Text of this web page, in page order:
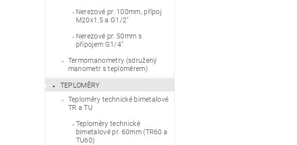
Nerezové pr. 100mm, přípoj
M20x1,5 a G1/2"
Nerezové pr. 50mm s
přípojem G1/4"
Termomanometry (sdružený
manometr s teploměrem)
TEPLOMĚRY
Teploměry technické bimetalové
TR a TU
Teploměry technické
bimetalové pr. 60mm (TR60 a
TU60)